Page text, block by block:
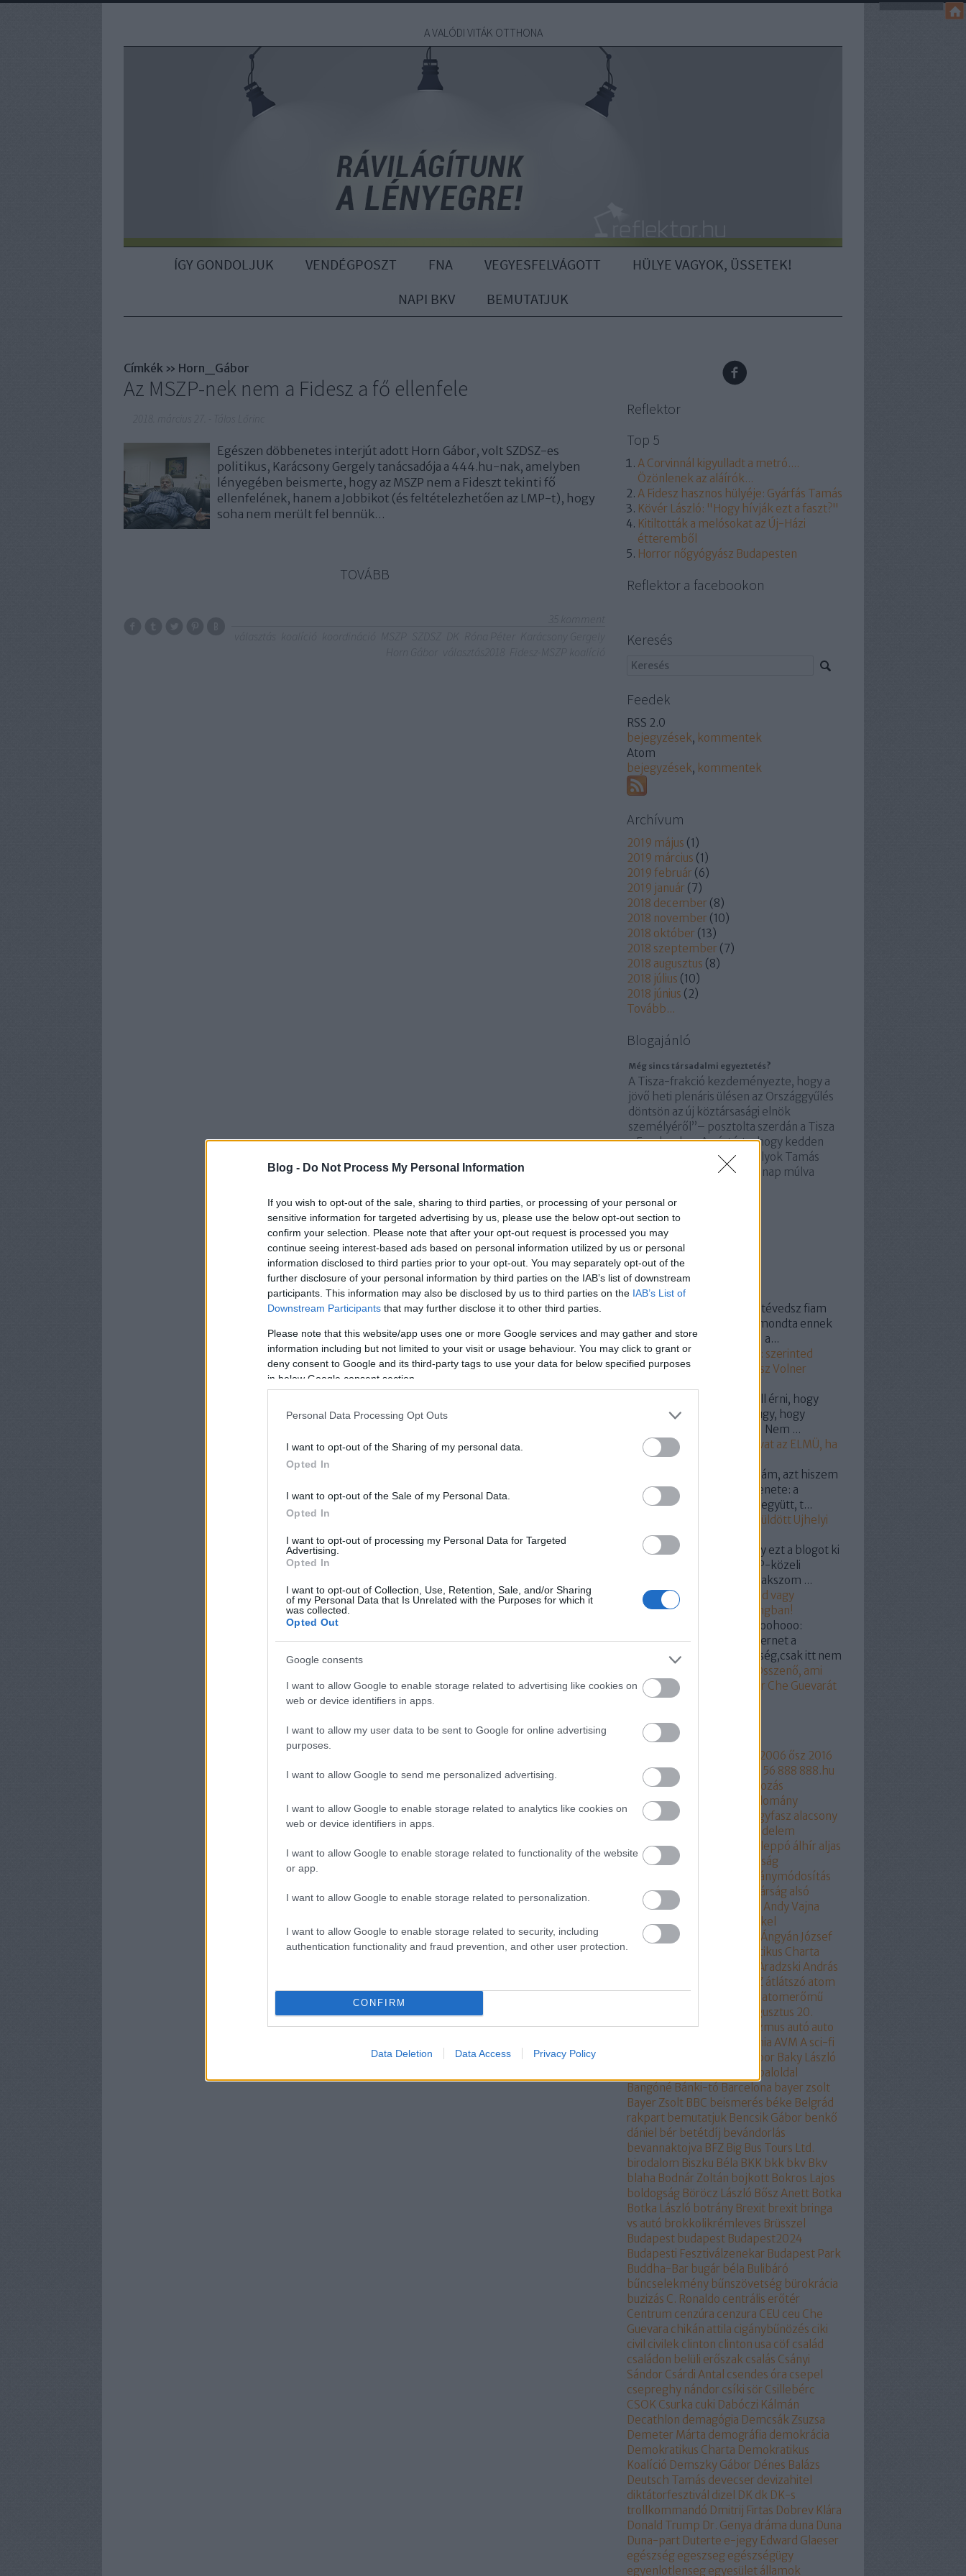
Blog - Do Not Process My Personal Information
If you wish to opt-out of the sale, sharing to third parties, or processing of your personal or
sensitive information for targeted advertising by us, please use the below opt-out section to
confirm your selection. Please note that after your opt-out request is processed you may
continue seeing interest-based ads based on personal information utilized by us or personal
information disclosed to third parties prior to your opt-out. You may separately opt-out of the
further disclosure of your personal information by third parties on the IAB’s list of downstream
participants. This information may also be disclosed by us to third parties on the IAB’s List of
Downstream Participants that may further disclose it to other third parties.
Please note that this website/app uses one or more Google services and may gather and store
information including but not limited to your visit or usage behaviour. You may click to grant or
deny consent to Google and its third-party tags to use your data for below specified purposes
in below Google consent section.
Personal Data Processing Opt Outs
I want to opt-out of the Sharing of my personal data.
Opted In
I want to opt-out of the Sale of my Personal Data.
Opted In
I want to opt-out of processing my Personal Data for Targeted
Advertising.
Opted In
I want to opt-out of Collection, Use, Retention, Sale, and/or Sharing
of my Personal Data that Is Unrelated with the Purposes for which it
was collected.
Opted Out
Google consents
I want to allow Google to enable storage related to advertising like cookies on
web or device identifiers in apps.
I want to allow my user data to be sent to Google for online advertising
purposes.
I want to allow Google to send me personalized advertising.
I want to allow Google to enable storage related to analytics like cookies on
web or device identifiers in apps.
I want to allow Google to enable storage related to functionality of the website
or app.
I want to allow Google to enable storage related to personalization.
I want to allow Google to enable storage related to security, including
authentication functionality and fraud prevention, and other user protection.
CONFIRM
Data Deletion Data Access Privacy Policy
A VALÓDI VITÁK OTTHONA
ÍGY GONDOLJUK VENDÉGPOSZT FNA VEGYESFELVÁGOTT
HÜLYE VAGYOK, ÜSSETEK!
NAPI BKV
BEMUTATJUK
Címkék » Horn_Gábor
Az MSZP-nek nem a Fidesz a fő ellenfele
Egészen döbbenetes interjút adott Horn Gábor, volt SZDSZ-es
politikus, Karácsony Gergely tanácsadója a 444.hu-nak, amelyben
lényegében beismerte, hogy az MSZP nem a Fideszt tekinti fő
ellenfelének, hanem a Jobbikot (és feltételezhetően az LMP-t), hogy
soha nem merült fel bennük…
TOVÁBB
Reflektor
Top 5
A Corvinnál kigyulladt a metró....
Özönlenek az aláírók...
A Fidesz hasznos hülyéje: Gyárfás Tamás
Kövér László: "Hogy hívják ezt a faszt?"
Kitiltották a melósokat az Új-Házi
étteremből
Horror nőgyógyász Budapesten
Reflektor a facebookon
Keresés
Feedek
RSS 2.0
bejegyzések, kommentek
Atom
bejegyzések, kommentek
Archívum
2019 május (1)
2019 március (1)
2019 február (6)
2019 január (7)
2018 december (8)
2018 november (10)
2018 október (13)
2018 szeptember (7)
2018 augusztus (8)
2018 július (10)
2018 június (2)
Tovább...
Blogajánló
Még sincs társadalmi egyeztetés?
A Tisza-frakció kezdeményezte, hogy a
jövő heti plenáris ülésen az Országgyűlés
döntsön az új köztársasági elnök
személyéről”– posztolta szerdán a Tisza
a Facebookra. A párt írta, hogy kedden
tartják meg a szavazást Sulyok Tamás
utódjáról. Ezek szerint hat nap múlva
szabfantom.blog.hu
Friss topikok
@Grand Prix 1800: tévedsz fiam
,olvastad ,,maga a gazdád mondta ennek
az idiótavolnernek hogy "" a...
(2020.11.25. 12:11
Szavazz: szerinted
mivel vásárolta meg a Fidesz Volner
@onlame: El kell érni, hogy
kapcsolják le a hálózatról úgy, hogy
kártyás legyen a villanyóra! Nem ...
2019.07.07. 19:18
Így szívat az ELMÜ, ha
napelemed van!
Hát nuszbaumkám, azt hiszem
elég világos a választók üzenete: a
hatalmas nagy pofátokkal együtt, t...
Miért küldött Ujhelyi
csokit Puzsérnak?
Bogomil:
Nem tudom, hogy ezt a blogot ki
és miért indította -bár LMP-közeli
személyre/csoportra gyanakszom ...
2019.03.07. 18:55
Hunvald vagy
Somogyi? Segítünk a castingban!
@a nagy hohoohooo:
"Tudod hülyegyerek az internet a
könyvtár megfelelője féleség,csak itt nem
Összenő, ami
összetartozik: Orbán Viktor Che Guevarát
idéz
Címkék
2006 ősz 2016
20172018 56 888 888.hu
abortuszAczél Endre
adakozás
adathalászás
adomány
áfacsökkentés
agyfasz alacsony
alapjovedelem
alaptörvény
Aleppó álhír aljas
alkotmány
Alkotmánybíróság
alkotmánymódosítás
államállampárt állampolgárság alsó
rakpartáltudomány
Andy Vajna
angela merkel
Angela Merkel
angolhülyékhülyeangolok
Ángyán József
Antall József
Antidemokratikus Charta
Aradzski András
ÁSZ átlátszó atom
atomerőmű
augusztus 20.
AuróraauróraAusztria autizmus autó auto
autonómia AVM A sci-fi
Bakács Tibor Baky László
baloldal
Bangóné Bánki-tó Barcelona bayer zsolt
Bayer Zsolt BBC beismerés béke Belgrád
rakpart bemutatjuk Bencsik Gábor benkő
dániel bér betétdíj bevándorlás
bevannaktojva BFZ Big Bus Tours Ltd.
birodalom Biszku Béla BKK bkk bkv Bkv
blaha Bodnár Zoltán bojkott Bokros Lajos
boldogság Böröcz László Bősz Anett Botka
Botka László botrány Brexit brexit bringa
vs autó brokkolikrémleves Brüsszel
Budapest budapest Budapest2024
Budapesti Fesztiválzenekar Budapest Park
Buddha-Bar bugár béla Bulibáró
bűncselekmény bűnszövetség bürokrácia
buzizás C. Ronaldo centrális erőtér
Centrum cenzúra cenzura CEU ceu Che
Guevara chikán attila cigánybűnözés ciki
civil civilek clinton clinton usa cöf család
családon belüli erőszak csalás Csányi
Sándor Csárdi Antal csendes óra csepel
csepreghy nándor csíki sör Csillebérc
CSOK Csurka cuki Dabóczi Kálmán
Decathlon demagógia Demcsák Zsuzsa
Demeter Márta demográfia demokrácia
Demokratikus Charta Demokratikus
Koalíció Demszky Gábor Dénes Balázs
Deutsch Tamás devecser devizahitel
diktátorfesztivál dizel DK dk DK-s
trollkommandó Dmitrij Firtas Dobrev Klára
Donald Trump Dr. Genya dráma duna Duna
Duna-part Duterte e-jegy Edward Glaeser
egészség egeszseg egészségügy
egyenlotlenseg egyesület államok